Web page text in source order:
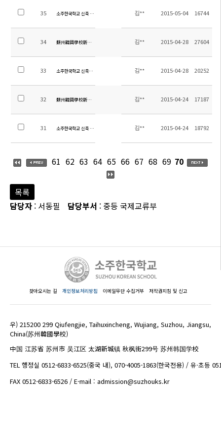
35 소주한국학교 신축 공사 입찰 일정 변경 김** 2015-05-04 16744
34 蘇州韓國學校新建工程法定監理（全面負責監理）企業選拔緊急公告
김** 2015-04-28 27604
33 소주한국학교 신축공사 법적감리(전면책임감리) 업체 선정 공고
김** 2015-04-28 20252
32 蘇州韓國學校新建企業選拔緊急公告 김** 2015-04-24 17187
31 소주한국학교 신축 입찰 공고(한글) 김** 2015-04-24 18792
61 62 63 64 65 66 67 68 69 70
목록
담당자 : 서동필 담당부서 : 중등 국제교류부
찾아오시는 길 개인정보처리방침 이메일무단 수집거부 저작권지침 및 신고
우) 215200 299 Qiufengjie, Taihuxincheng, Wujiang, Suzhou, Jiangsu,
China(苏州韓國學校)
中国 江苏省 苏州市 吴江区 太湖新城镇 秋枫街299号 苏州韩国学校
TEL 행정실 0512-6833-6525(중국 내), 070-4005-1863(한국전용) / 유·초등
FAX 0512-6833-6526 / E-mail : admission@suzhouks.kr